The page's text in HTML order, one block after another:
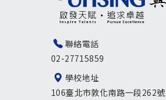
聯絡電話
02-27715859
學校地址
106臺北市敦化南路一段262號